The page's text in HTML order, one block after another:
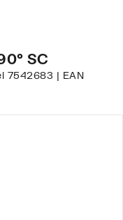
SC
7542683 | EAN